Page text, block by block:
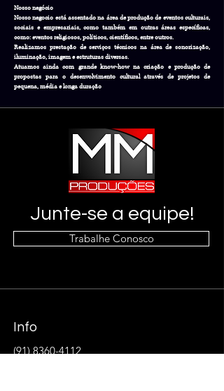
Nosso negócio
Nosso negocio está assentado na área de produção de eventos culturais,
sociais e empresariais, como também em outras áreas específicas,
como: eventos religiosos, políticos, científicos, entre outros.
Realizamos prestação de serviços técnicos na área de sonorização,
iluminação, imagem e estruturas diversas.
Atuamos ainda com grande know-how na criação e produção de
propostas para o desenvolvimento cultural através de projetos de
pequena, média e longa duração
Junte-se a equipe!
Trabalhe Conosco
Info
(91) 8360-4112